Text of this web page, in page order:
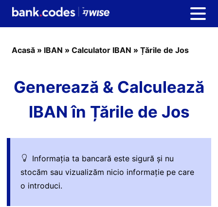
Acasă » IBAN » Calculator IBAN » Țările de Jos
Generează & Calculează
IBAN în Țările de Jos
Informația ta bancară este sigură și nu
stocăm sau vizualizăm nicio informație pe care
o introduci.